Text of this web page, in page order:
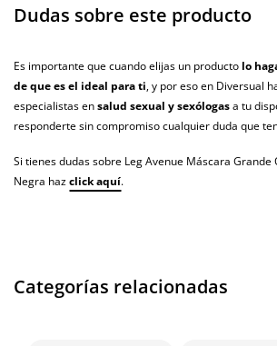
Dudas sobre este producto
Es importante que cuando elijas un producto lo
de que es el ideal para ti, y por eso en Diversual
especialistas ensalud sexual y sexólogasa tu
responderte sin compromiso cualquier duda que
Si tienes dudas sobre Leg Avenue Máscara Grande
Negra hazclick aquí.
Categorías relacionadas